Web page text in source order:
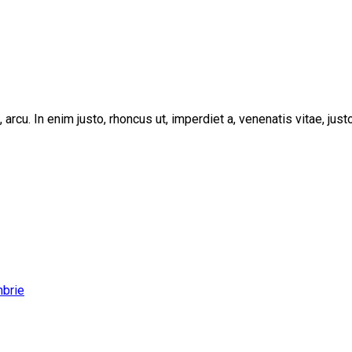
In enim justo, rhoncus ut, imperdiet a, venenatis vitae,